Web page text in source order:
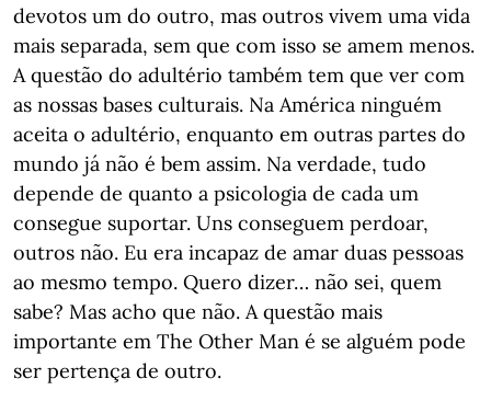
devotos um do outro, mas outros vivem uma vida
mais separada, sem que com isso se amem menos.
A questão do adultério também tem que ver com
as nossas bases culturais. Na América ninguém
aceita o adultério, enquanto em outras partes do
mundo já não é bem assim. Na verdade, tudo
depende de quanto a psicologia de cada um
consegue suportar. Uns conseguem perdoar,
outros não. Eu era incapaz de amar duas pessoas
ao mesmo tempo. Quero dizer… não sei, quem
sabe? Mas acho que não. A questão mais
importante em The Other Man é se alguém pode
ser pertença de outro.